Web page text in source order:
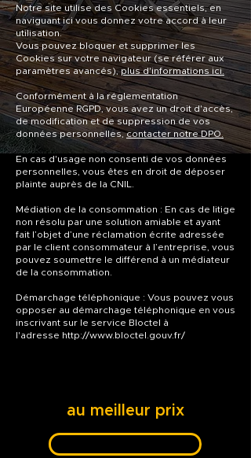
Notre site utilise des Cookies essentiels, en
naviguant ici vous donnez votre accord à leur
utilisation.
Vous pouvez bloquer et supprimer les
Cookies sur votre navigateur (se référer aux
paramètres avancés),plus d'informations ici.
Conformément à la réglementation
Européenne RGPD, vous avez un droit d'accès,
de modification et de suppression de vos
données personnelles,contacter notre DPO.
En cas d'usage non consenti de vos données
personnelles, vous êtes en droit de déposer
plainte auprès de la CNIL.
Médiation de la consommation : En cas de litige
non résolu par une solution amiable et ayant
fait l’objet d’une réclamation écrite adressée
par le client consommateur à l’entreprise, vous
pouvez soumettre le différend à un médiateur
de la consommation.
Démarchage téléphonique : Vous pouvez vous
opposer au démarchage téléphonique en vous
inscrivant sur le service Bloctel à
l'adresse http://www.bloctel.gouv.fr/
au meilleur prix
06 45 76 66 90